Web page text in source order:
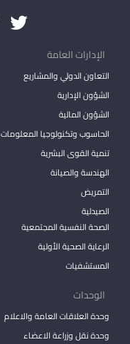
الإدارات العامة
التعاون الدولي والمشاريع
الشؤون الإدارية
الشؤون المالية
الحاسوب وتكنولوجيا المعلومات
تنمية القوى البشرية
الهندسة والصيانة
التمريض
الصيدلية
الصحة النفسية المجتمعية
الرعاية الصحية الأولية
المستشفيات
الوحدات
وحدة العلاقات العامة والاعلام
وحدة نقل وزراعة الاعضاء